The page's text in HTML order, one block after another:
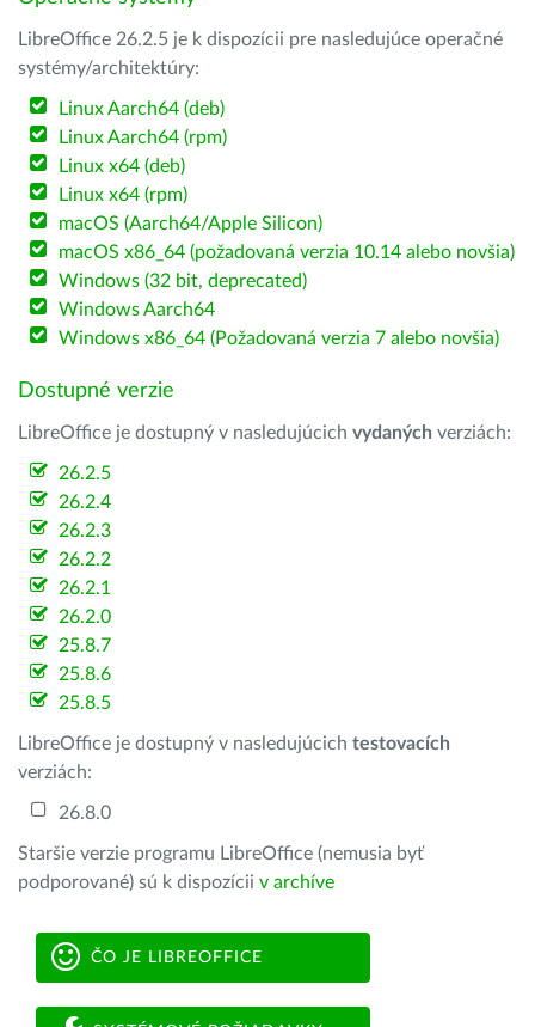
LibreOffice 26.2.5 je k dispozícii pre nasledujúce operačné
systémy/architektúry:
Linux Aarch64 (deb)
Linux Aarch64 (rpm)
Linux x64 (deb)
Linux x64 (rpm)
macOS (Aarch64/Apple Silicon)
macOS x86_64 (požadovaná verzia 10.14 alebo novšia)
Windows (32 bit, deprecated)
Windows Aarch64
Windows x86_64 (Požadovaná verzia 7 alebo novšia)
Dostupné verzie
LibreOffice je dostupný v nasledujúcich vydaných verziách:
26.2.5
26.2.4
26.2.3
26.2.2
26.2.1
26.2.0
25.8.7
25.8.6
25.8.5
LibreOffice je dostupný v nasledujúcich testovacích
verziách:
26.8.0
Staršie verzie programu LibreOffice (nemusia byť
podporované) sú k dispozícii v archíve
ČO JE LIBREOFFICE